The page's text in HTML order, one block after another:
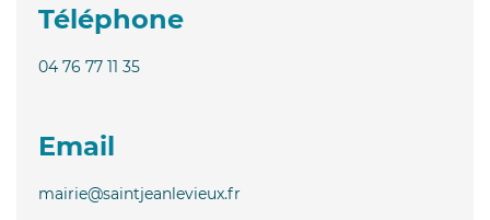
Téléphone
04 76 77 11 35
Email
mairie@saintjeanlevieux.fr